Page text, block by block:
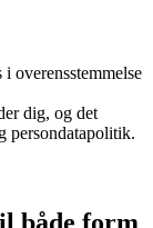
overensstemmelse
dig, og det
persondatapolitik.